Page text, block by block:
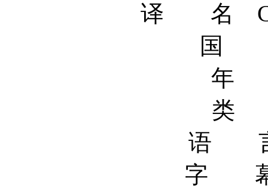
译 名
国
年
类
语 言
字 幕